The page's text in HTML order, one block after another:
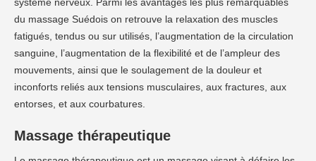
du massage Suédois on retrouve la relaxation des muscles
fatigués, tendus ou sur utilisés, l’augmentation de la circulation
sanguine, l’augmentation de la flexibilité et de l’ampleur des
mouvements, ainsi que le soulagement de la douleur et
inconforts reliés aux tensions musculaires, aux fractures, aux
entorses, et aux courbatures.
Massage thérapeutique